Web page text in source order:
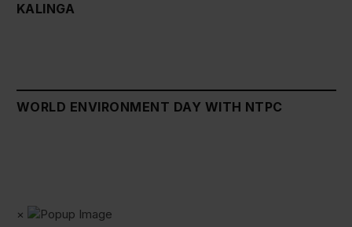
KALINGA
WORLD ENVIRONMENT DAY WITH NTPC
×